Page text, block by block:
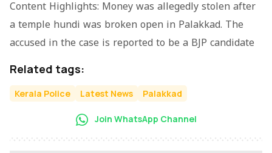
Content Highlights: Money was allegedly stolen after
a temple hundi was broken open in Palakkad. The
accused in the case is reported to be a BJP candidate
Related tags:
Kerala Police Latest News Palakkad
Join WhatsApp Channel